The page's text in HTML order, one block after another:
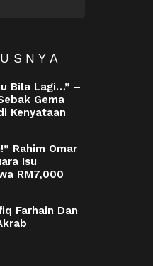
Bila Lagi…” –
Gema
Kenyataan
Rahim Omar
Isu
RM7,000
Farhain Dan